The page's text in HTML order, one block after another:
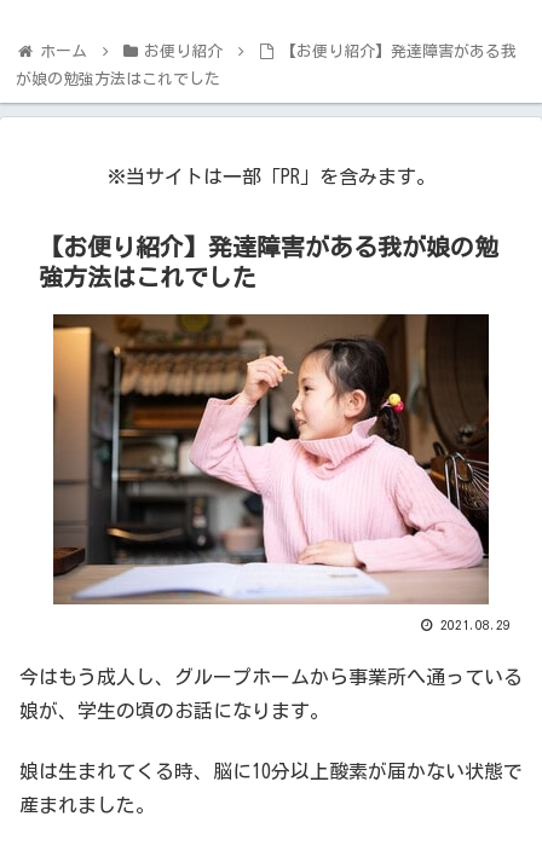
ホーム お便り紹介
【お便り紹介】発達障害がある我
が娘の勉強方法はこれでした
※当サイトは一部「PR」を含みます。
【お便り紹介】発達障害がある我が娘の勉
強方法はこれでした
2021.08.29
今はもう成人し、グループホームから事業所へ通っている
娘が、学生の頃のお話になります。
娘は生まれてくる時、脳に10分以上酸素が届かない状態で
産まれました。